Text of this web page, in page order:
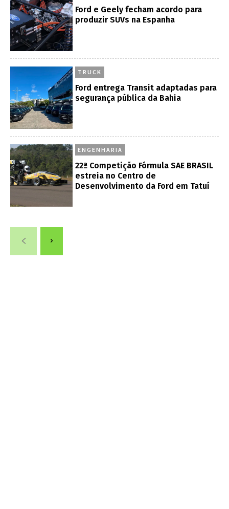
Ford e Geely fecham acordo para
produzir SUVs na Espanha
TRUCK
Ford entrega Transit adaptadas para
segurança pública da Bahia
ENGENHARIA
22ª Competição Fórmula SAE BRASIL
estreia no Centro de
Desenvolvimento da Ford em Tatuí